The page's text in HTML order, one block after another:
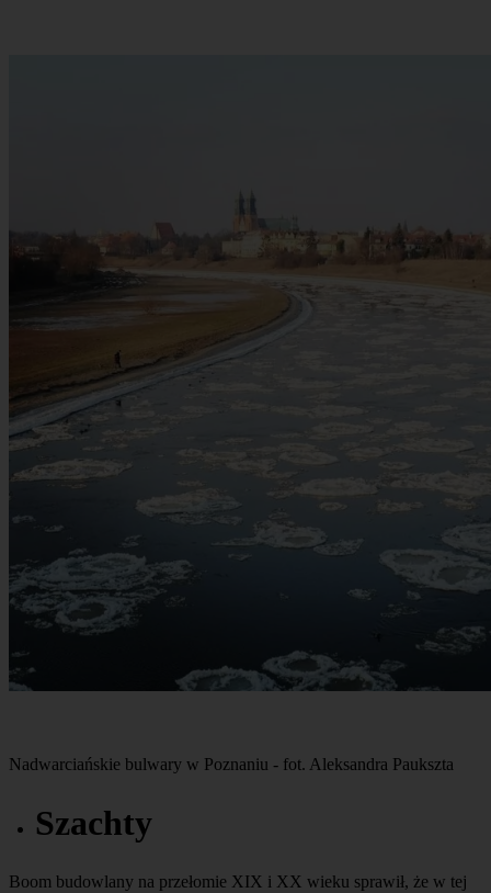
Nadwarciańskie bulwary w Poznaniu - fot. Aleksandra Paukszta
Szachty
Boom budowlany na przełomie XIX i XX wieku sprawił, że w tej